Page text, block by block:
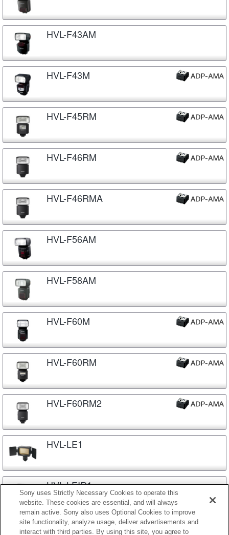
HVL-F43AM
HVL-F43M
HVL-F45RM
HVL-F46RM
HVL-F46RMA
HVL-F56AM
HVL-F58AM
HVL-F60M
HVL-F60RM
HVL-F60RM2
HVL-LE1
HVL-LEIR1
HVL-MT24AM
Sony uses Strictly Necessary Cookies to operate this
website. These cookies are essential, and will always
remain active. Sony also uses Optional Cookies to improve
site functionality, analyze usage, deliver advertisements and
interact with third parties. By using this site, you agree to